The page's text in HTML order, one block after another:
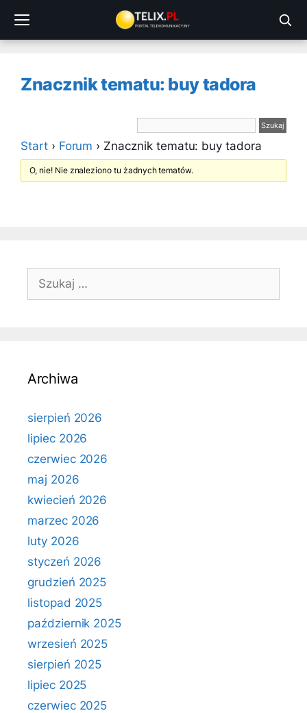
treści
Znacznik tematu: buy tadora
Start › Forum › Znacznik tematu: buy tadora
O, nie! Nie znaleziono tu żadnych tematów.
Szukaj:
Archiwa
sierpień 2026
lipiec 2026
czerwiec 2026
maj 2026
kwiecień 2026
marzec 2026
luty 2026
styczeń 2026
grudzień 2025
listopad 2025
październik 2025
wrzesień 2025
sierpień 2025
lipiec 2025
czerwiec 2025